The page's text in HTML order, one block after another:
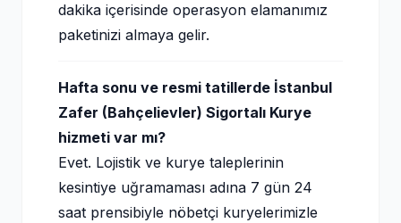
dakika içerisinde operasyon elamanımız
paketinizi almaya gelir.
Hafta sonu ve resmi tatillerde İstanbul
Zafer (Bahçelievler) Sigortalı Kurye
hizmeti var mı?
Evet. Lojistik ve kurye taleplerinin
kesintiye uğramaması adına 7 gün 24
saat prensibiyle nöbetçi kuryelerimizle